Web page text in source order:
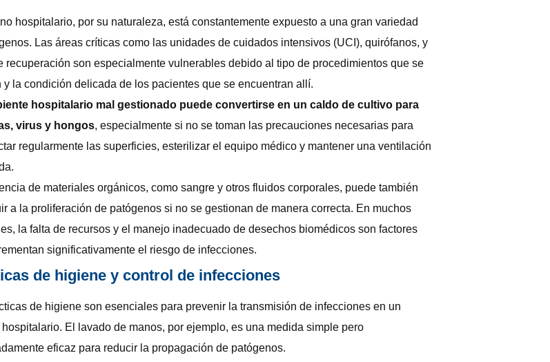
hospitalario, por su naturaleza, está constantemente expuesto a una gran variedad
Las áreas críticas como las unidades de cuidados intensivos (UCI), quirófanos, y
recuperación son especialmente vulnerables debido al tipo de procedimientos que se
y la condición delicada de los pacientes que se encuentran allí.
hospitalario mal gestionado puede convertirse en un caldo de cultivo para
virus y hongos, especialmente si no se toman las precauciones necesarias para
regularmente las superficies, esterilizar el equipo médico y mantener una ventilación
de materiales orgánicos, como sangre y otros fluidos corporales, puede también
a la proliferación de patógenos si no se gestionan de manera correcta. En muchos
la falta de recursos y el manejo inadecuado de desechos biomédicos son factores
significativamente el riesgo de infecciones.
de higiene y control de infecciones
de higiene son esenciales para prevenir la transmisión de infecciones en un
El lavado de manos, por ejemplo, es una medida simple pero
eficaz para reducir la propagación de patógenos.